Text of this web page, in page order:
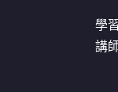
學
講